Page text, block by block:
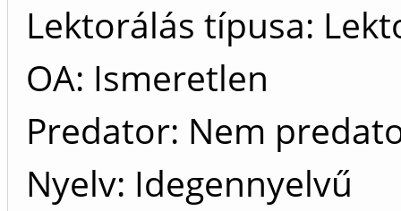
Lektorálás típusa:
OA: Ismeretlen
Predator: Nem
Nyelv: Idegennyelvű